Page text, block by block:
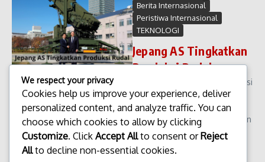
Berita Internasional
Peristiwa Internasional
TEKNOLOGI
Jepang AS Tingkatkan
Produksi Rudal
Jepang AS Tingkatkan Produksi
Rudal Jepang dan Amerika
Serikat terus memperdalam
kerja sama pertahanan dengan
meningkatkan produksi rudal
sebagai bagian dari strategi
memperkuat keamanan
We respect your privacy
Cookies help us improve your experience, deliver
personalized content, and analyze traffic. You can
choose which cookies to allow by clicking
Customize. Click Accept Allto consent orReject
Allto decline non-essential cookies.